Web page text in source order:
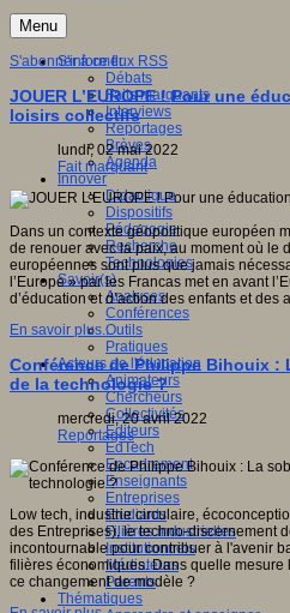
Menu
S'informer
Débats
Faits marquants
Interviews
Reportages
Brèves
Agenda
Innover
Didactique
Dispositifs
Pédagogie
Recherche
Technologies
Savoir(s)
Analyses
Conférences
Outils
Pratiques
Acteurs de l'éducation
Animateurs
Chercheurs
Collectivités
Editeurs
EdTech
Encadrement
Enseignants
Entreprises
Etudiants
Filières industrielles
Institutionnels
Médiateurs
Parents
Thématiques
S'abonner à ce flux RSS
JOUER L’EUROPE ! Pour une
loisirs collectifs
lundi, 02 mai 2022
Fait marquant
Dans un contexte géopolitique européen
de renouer avec la paix, au moment où le
européennes sont plus que jamais
l’Europe » par les Francas met en avant
d’éducation et d’action des enfants et des
En savoir plus...
Conférence de Philippe Bihouix :
de la technologie ?
mercredi, 20 avril 2022
Reportages
Low tech, industrie circulaire,
des Entreprises), le techno-discernement
incontournable pour contribuer à l'avenir
filières économiques. Dans quelle
ce changement de modèle ?